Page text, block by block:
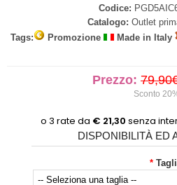
Codice:
Catalogo: Outlet
Tags:
Promozione Made in Italy
Prezzo:
Sconto
DISPONIBILITÀ ED
*